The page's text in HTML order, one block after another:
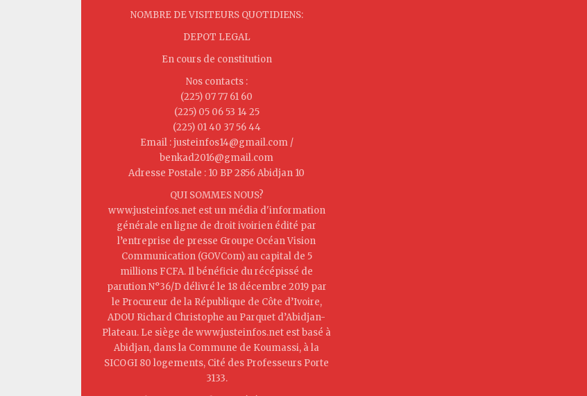
NOMBRE DE VISITEURS QUOTIDIENS:
DEPOT LEGAL
En cours de constitution
Nos contacts :
(225) 07 77 61 60
(225) 05 06 53 14 25
(225) 01 40 37 56 44
Email : justeinfos14@gmail.com /
benkad2016@gmail.com
Adresse Postale : 10 BP 2856 Abidjan 10
QUI SOMMES NOUS?
www.justeinfos.net est un média d'information
générale en ligne de droit ivoirien édité par
l’entreprise de presse Groupe Océan Vision
Communication (GOVCom) au capital de 5
millions FCFA. Il bénéficie du récépissé de
parution N°36/D délivré le 18 décembre 2019 par
le Procureur de la République de Côte d’Ivoire,
ADOU Richard Christophe au Parquet d’Abidjan-
Plateau. Le siège de www.justeinfos.net est basé à
Abidjan, dans la Commune de Koumassi, à la
SICOGI 80 logements, Cité des Professeurs Porte
3133.